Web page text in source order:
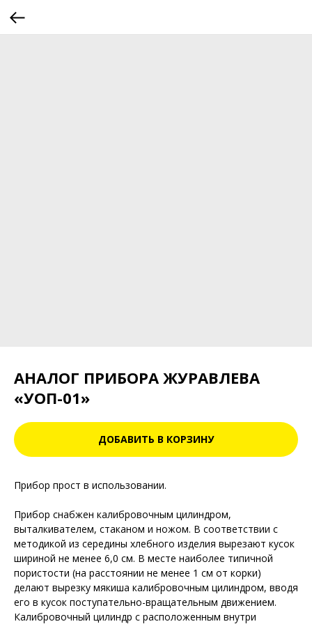
АНАЛОГ ПРИБОРА ЖУРАВЛЕВА
«УОП-01»
ДОБАВИТЬ В КОРЗИНУ
Прибор прост в использовании.
Прибор снабжен калибровочным цилиндром,
выталкивателем, стаканом и ножом. В соответствии с
методикой из середины хлебного изделия вырезают кусок
шириной не менее 6,0 см. В месте наиболее типичной
пористости (на расстоянии не менее 1 см от корки)
делают вырезку мякиша калибровочным цилиндром, вводя
его в кусок поступательно-вращательным движением.
Калибровочный цилиндр с расположенным внутри